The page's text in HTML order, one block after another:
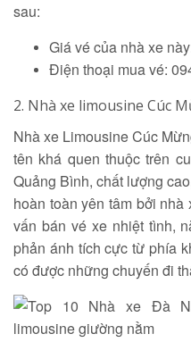
sau:
Giá vé của nhà xe
Điện thoại mua vé:
2. Nhà xe limousine Cúc
Nhà xe Limousine Cúc
tên khá quen thuộc trên
Quảng Bình, chất lượng
hoàn toàn yên tâm bởi
vấn bán vé xe nhiệt tình,
phản ánh tích cực từ phía
có được những chuyến đi